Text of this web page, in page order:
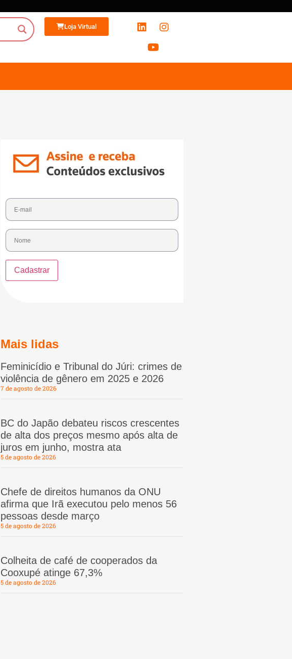
Loja Virtual
Mais lidas
Feminicídio e Tribunal do Júri: crimes de
violência de gênero em 2025 e 2026
7 de agosto de 2026
BC do Japão debateu riscos crescentes
de alta dos preços mesmo após alta de
juros em junho, mostra ata
5 de agosto de 2026
Chefe de direitos humanos da ONU
afirma que Irã executou pelo menos 56
pessoas desde março
5 de agosto de 2026
Colheita de café de cooperados da
Cooxupé atinge 67,3%
5 de agosto de 2026